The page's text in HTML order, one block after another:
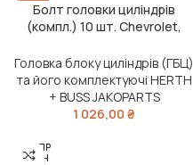
Болт головки циліндрів
(компл.) 10 шт. Chevrolet,
Jakoparts)
Головка блоку циліндрів (ГБЦ)
та його комплектуючі HERTH
+ BUSS JAKOPARTS
1 026,00 ₴
РОЗПР
ОДАН